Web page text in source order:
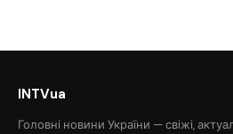
INTVua
Головні новини України — свіжі,